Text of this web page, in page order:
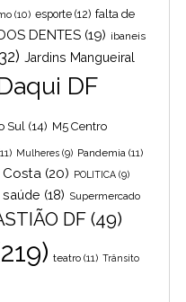
(10) esporte (12) falta de
DENTES (19) ibaneis
Jardins Mangueiral
DF
Sul (14) M5 Centro
Mulheres (9) Pandemia (11)
Costa (20) POLITICA (9)
saúde (18) Supermercado
DF (49)
teatro (11) Trânsito